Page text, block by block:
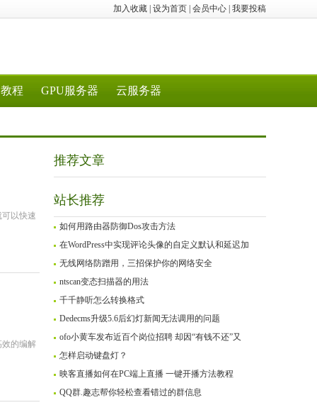
加入收藏 设为首页 会员中心 我要投稿
教程 GPU服务器 云服务器
以快速
的编解
推荐文章
站长推荐
如何用路由器防御Dos攻击方法
在WordPress中实现评论头像的自定义默认和延迟加
无线网络防蹭用，三招保护你的网络安全
ntscan变态扫描器的用法
千千静听怎么转换格式
Dedecms升级5.6后幻灯新闻无法调用的问题
ofo小黄车发布近百个岗位招聘 却因“有钱不还”又
怎样启动键盘灯？
映客直播如何在PC端上直播 一键开播方法教程
QQ群.趣志帮你轻松查看错过的群信息